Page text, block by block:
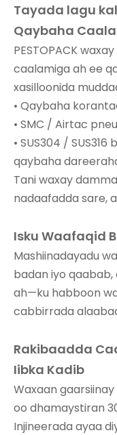
Tayada lagu
Qaybaha
PESTOPACK
caalamiga ah ee
xasilloonida
• Qaybaha
• SMC / Airtac
• SUS304 /
qaybaha
Tani waxay
nadaafadda sare,
Isku Waafaqid
Mashiinadayadu
badan iyo
ah—ku habboon
cabbirrada
Rakibaadda
Iibka Kadib
Waxaan
oo dhamaystiran
Injineerada ayaa